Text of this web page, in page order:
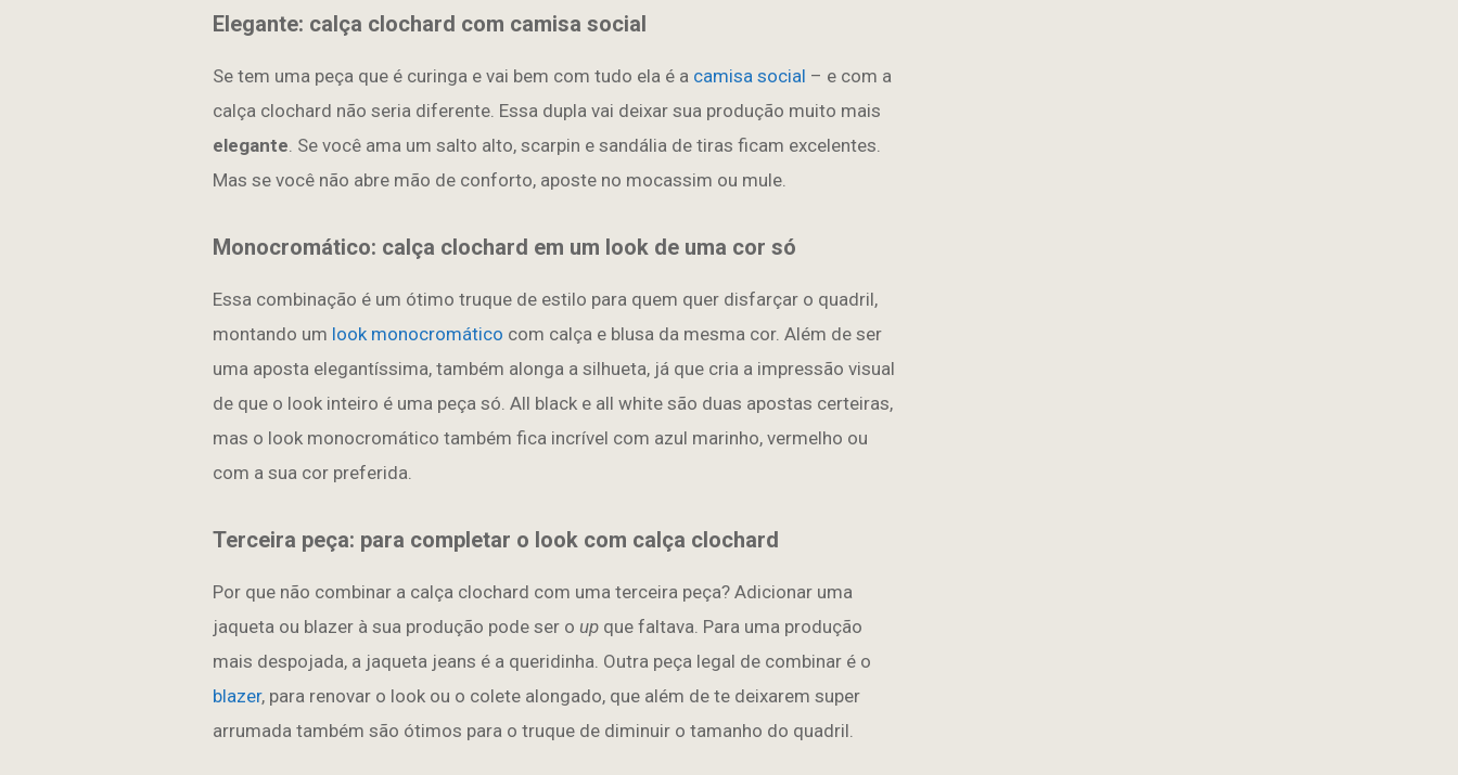
Elegante: calça clochard com camisa social
Se tem uma peça que é curinga e vai bem com tudo ela é a camisa social – e com a
calça clochard não seria diferente. Essa dupla vai deixar sua produção muito mais
elegante. Se você ama um salto alto, scarpin e sandália de tiras ficam excelentes.
Mas se você não abre mão de conforto, aposte no mocassim ou mule.
Monocromático: calça clochard em um look de uma cor só
Essa combinação é um ótimo truque de estilo para quem quer disfarçar o quadril,
montando um look monocromático com calça e blusa da mesma cor. Além de ser
uma aposta elegantíssima, também alonga a silhueta, já que cria a impressão visual
de que o look inteiro é uma peça só. All black e all white são duas apostas certeiras,
mas o look monocromático também fica incrível com azul marinho, vermelho ou
com a sua cor preferida.
Terceira peça: para completar o look com calça clochard
Por que não combinar a calça clochard com uma terceira peça? Adicionar uma
jaqueta ou blazer à sua produção pode ser o up que faltava. Para uma produção
mais despojada, a jaqueta jeans é a queridinha. Outra peça legal de combinar é o
blazer, para renovar o look ou o colete alongado, que além de te deixarem super
arrumada também são ótimos para o truque de diminuir o tamanho do quadril.